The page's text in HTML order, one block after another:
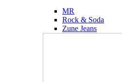
MR
Rock & Soda
Zune Jeans